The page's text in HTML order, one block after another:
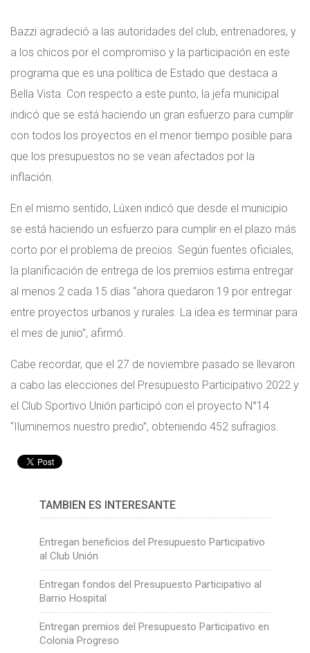
Bazzi agradeció a las autoridades del club, entrenadores, y
a los chicos por el compromiso y la participación en este
programa que es una política de Estado que destaca a
Bella Vista. Con respecto a este punto, la jefa municipal
indicó que se está haciendo un gran esfuerzo para cumplir
con todos los proyectos en el menor tiempo posible para
que los presupuestos no se vean afectados por la
inflación.
En el mismo sentido, Lúxen indicó que desde el municipio
se está haciendo un esfuerzo para cumplir en el plazo más
corto por el problema de precios. Según fuentes oficiales,
la planificación de entrega de los premios estima entregar
al menos 2 cada 15 días “ahora quedaron 19 por entregar
entre proyectos urbanos y rurales. La idea es terminar para
el mes de junio”, afirmó.
Cabe recordar, que el 27 de noviembre pasado se llevaron
a cabo las elecciones del Presupuesto Participativo 2022 y
el Club Sportivo Unión participó con el proyecto N°14
“Iluminemos nuestro predio”, obteniendo 452 sufragios.
TAMBIÉN ES INTERESANTE
Entregan beneficios del Presupuesto Participativo
al Club Unión
Entregan fondos del Presupuesto Participativo al
Barrio Hospital
Entregan premios del Presupuesto Participativo en
Colonia Progreso